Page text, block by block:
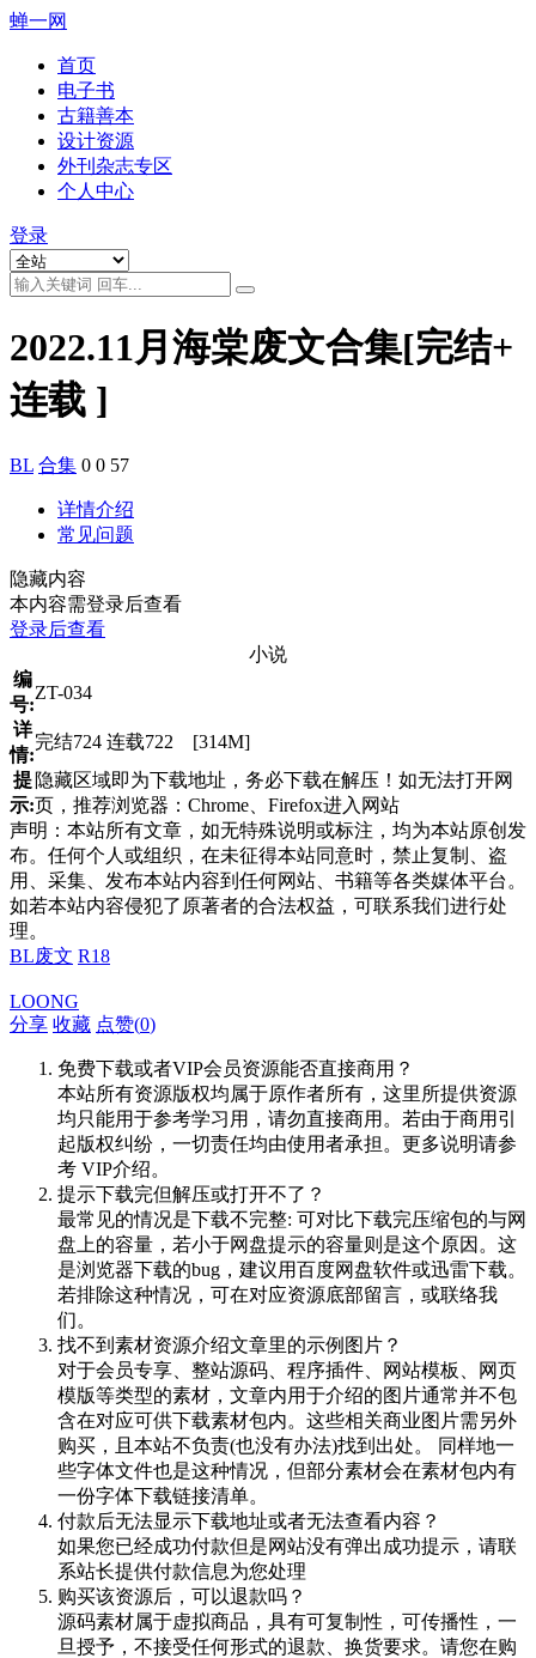
蝉一网
首页
电子书
古籍善本
设计资源
外刊杂志专区
个人中心
登录
2022.11月海棠废文合集[完结+
连载 ]
BL 合集 0 0 57
详情介绍
常见问题
隐藏内容
本内容需登录后查看
登录后查看
小说
编
号:
ZT-034
详
情:
完结724 连载722 [314M]
提
示:
隐藏区域即为下载地址，务必下载在解压！如无法打开网
页，推荐浏览器：Chrome、Firefox进入网站
声明：本站所有文章，如无特殊说明或标注，均为本站原创发
布。任何个人或组织，在未征得本站同意时，禁止复制、盗
用、采集、发布本站内容到任何网站、书籍等各类媒体平台。
如若本站内容侵犯了原著者的合法权益，可联系我们进行处
理。
BL废文 R18
LOONG
分享 收藏 点赞(0)
免费下载或者VIP会员资源能否直接商用？
本站所有资源版权均属于原作者所有，这里所提供资源
均只能用于参考学习用，请勿直接商用。若由于商用引
起版权纠纷，一切责任均由使用者承担。更多说明请参
考 VIP介绍。
提示下载完但解压或打开不了？
最常见的情况是下载不完整: 可对比下载完压缩包的与网
盘上的容量，若小于网盘提示的容量则是这个原因。这
是浏览器下载的bug，建议用百度网盘软件或迅雷下载。
若排除这种情况，可在对应资源底部留言，或联络我
们。
找不到素材资源介绍文章里的示例图片？
对于会员专享、整站源码、程序插件、网站模板、网页
模版等类型的素材，文章内用于介绍的图片通常并不包
含在对应可供下载素材包内。这些相关商业图片需另外
购买，且本站不负责(也没有办法)找到出处。 同样地一
些字体文件也是这种情况，但部分素材会在素材包内有
一份字体下载链接清单。
付款后无法显示下载地址或者无法查看内容？
如果您已经成功付款但是网站没有弹出成功提示，请联
系站长提供付款信息为您处理
购买该资源后，可以退款吗？
源码素材属于虚拟商品，具有可复制性，可传播性，一
旦授予，不接受任何形式的退款、换货要求。请您在购